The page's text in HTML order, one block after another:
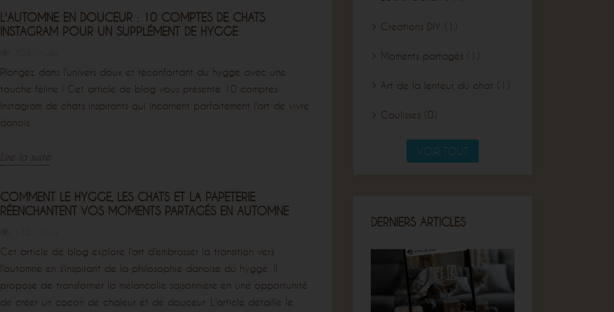
L'AUTOMNE EN DOUCEUR : 10 COMPTES DE CHATS
INSTAGRAM POUR UN SUPPLÉMENT DE HYGGE
Plongez dans l'univers doux et réconfortant du hygge avec une
touche féline ! Cet article de blog vous présente 10 comptes
Instagram de chats inspirants qui incarnent parfaitement l'art de vivre
danois.
Lire la suite
COMMENT LE HYGGE, LES CHATS ET LA PAPETERIE
RÉENCHANTENT VOS MOMENTS PARTAGÉS EN AUTOMNE
Cet article de blog explore l'art d'embrasser la transition vers
l'automne en s'inspirant de la philosophie danoise du hygge. Il
propose de transformer la mélancolie saisonnière en une opportunité
de créer un cocon de chaleur et de douceur. L'article détaille le
Créations DIY (1)
Moments partagés (1)
Art de la lenteur du chat (1)
Coulisses (0)
VOIR TOUT
DERNIERS ARTICLES